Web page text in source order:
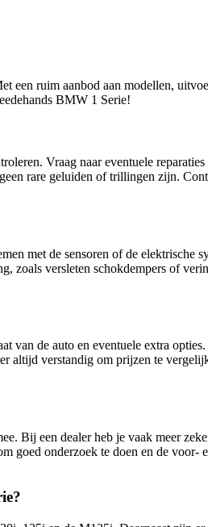
een ruim aanbod aan modellen,
BMW 1 Serie!
Vraag naar eventuele
rare geluiden of trillingen zijn.
met de sensoren of de elektrische
zoals versleten schokdempers of
van de auto en eventuele extra
altijd verstandig om prijzen te
Bij een dealer heb je vaak meer
goed onderzoek te doen en de voor-